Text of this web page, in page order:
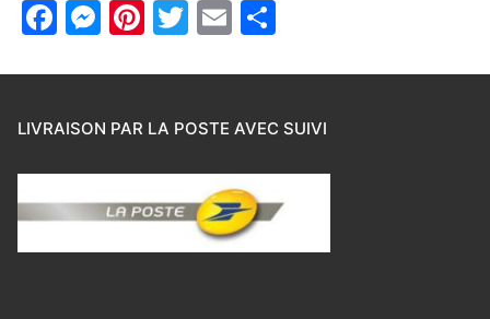
Facebook
Messenger
Pinterest
Twitter
Email
LIVRAISON PAR LA POSTE AVEC SUIVI